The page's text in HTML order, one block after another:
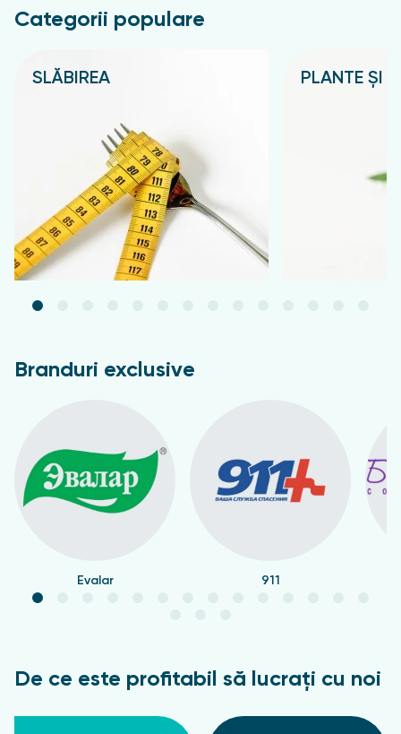
Categorii populare
SLĂBIREA PLANTE ȘI
Branduri exclusive
Evalar 911
De ce este profitabil să lucrați cu noi